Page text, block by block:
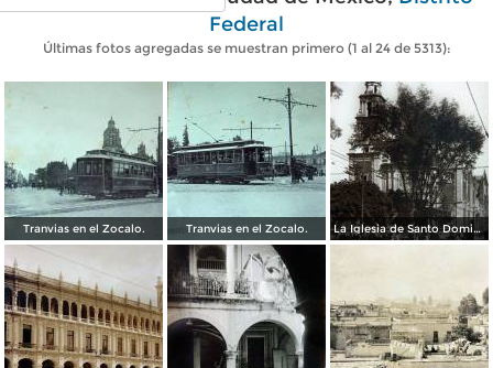
Federal
Últimas fotos agregadas se muestran primero (1 al 24 de 5313):
Tranvias en el Zocalo. Tranvias en el Zocalo. La Iglesia de Santo Domingo.